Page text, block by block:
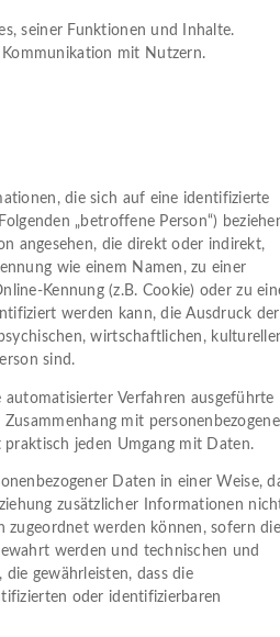
seiner Funktionen und Inhalte.
mit Nutzern.
die sich auf eine identifizierte
„betroffene Person“)
angesehen, die direkt oder indirekt,
wie einem Namen, zu einer
Kennung (z.B. Cookie) oder zu
werden kann, die Ausdruck der
wirtschaftlichen,
sind.
automatisierter Verfahren ausgeführte
mit
jeden Umgang mit Daten.
Daten in einer Weise,
zusätzlicher Informationen
zugeordnet werden können, sofern
werden und technischen und
gewährleisten, dass die
oder identifizierbaren